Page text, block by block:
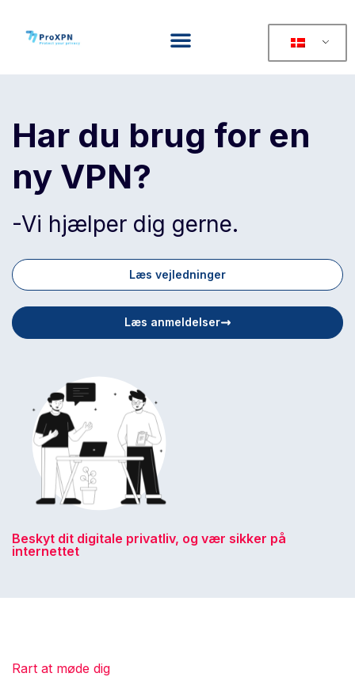
Har du brug for en
ny VPN?
-Vi hjælper dig gerne.
Læs vejledninger
Læs anmeldelser
Beskyt dit digitale privatliv, og vær sikker på
internettet
Rart at møde dig